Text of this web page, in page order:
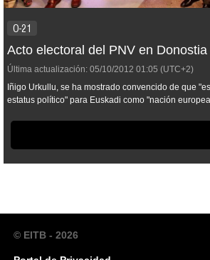
O-21
Acto electoral del PNV en Donostia
Última actualización: 05/10/2012 01:05 (UTC+2)
Iñigo Urkullu, se ha mostrado convencido de que
estatus político" para Euskadi como "nación
© EITB - 2026